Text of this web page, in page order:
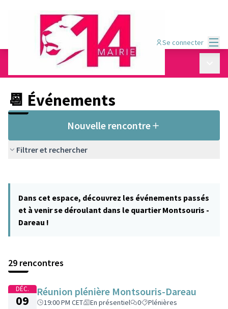
Se connecter
Conseil de quartier Montsouris - Dareau
📆 Événements
📆 Événements
Nouvelle rencontre
Filtrer et rechercher
−
Dans cet espace, découvrez les événements passés
et à venir se déroulant dans le quartier Montsouris -
Dareau !
29 rencontres
DÉC.
09
Réunion plénière Montsouris-Dareau
19:00 PM CET En présentiel 0 Plénières